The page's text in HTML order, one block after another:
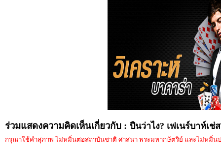
ร่วมแสดงความคิดเห็นเกี่ยวกับ : ปืนว่าไง? เฟเนร์บาห์เ
กรุณาใช้คำสุภาพ ไม่หมิ่นต่อสถาบันชาติ ศาสนา พระมหากษัตริย์ และไม่หมิ่น